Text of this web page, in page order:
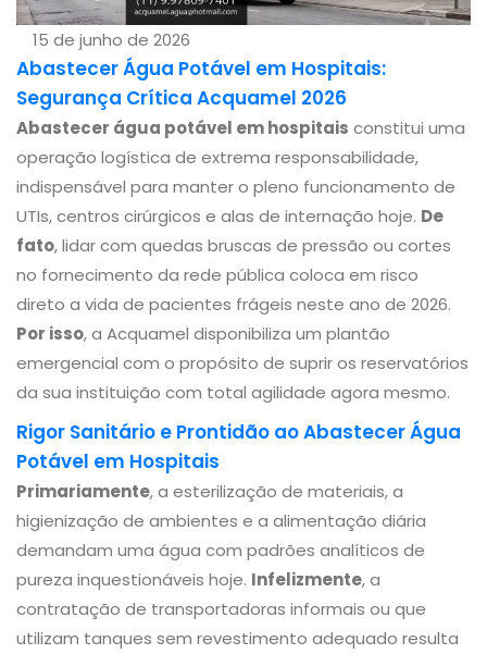
15 de junho de 2026
Abastecer Água Potável em Hospitais:
Segurança Crítica Acquamel 2026
Abastecer água potável em hospitais constitui uma
operação logística de extrema responsabilidade,
indispensável para manter o pleno funcionamento de
UTIs, centros cirúrgicos e alas de internação hoje. De
fato, lidar com quedas bruscas de pressão ou cortes
no fornecimento da rede pública coloca em risco
direto a vida de pacientes frágeis neste ano de 2026.
Por isso, a Acquamel disponibiliza um plantão
emergencial com o propósito de suprir os reservatórios
da sua instituição com total agilidade agora mesmo.
Rigor Sanitário e Prontidão ao Abastecer Água
Potável em Hospitais
Primariamente, a esterilização de materiais, a
higienização de ambientes e a alimentação diária
demandam uma água com padrões analíticos de
pureza inquestionáveis hoje. Infelizmente, a
contratação de transportadoras informais ou que
utilizam tanques sem revestimento adequado resulta